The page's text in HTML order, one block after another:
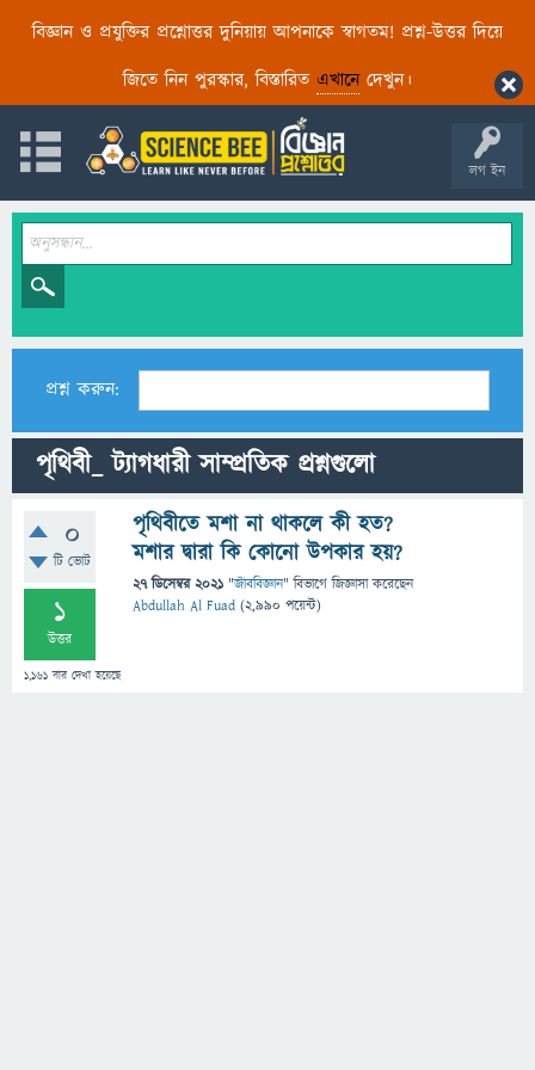
বিজ্ঞান ও প্রযুক্তির প্রশ্নোত্তর দুনিয়ায় আপনাকে স্বাগতম! প্রশ্ন-উত্তর দিয়ে
জিতে নিন পুরস্কার, বিস্তারিত এখানেদেখুন।
লগ ইন
প্রশ্ন করুন:
পৃথিবী_ ট্যাগধারী সাম্প্রতিক প্রশ্নগুলো
0
টি ভোট
1
উত্তর
1,161 বার দেখা হয়েছে
পৃথিবীতে মশা না থাকলে কী হত?
মশার দ্বারা কি কোনো উপকার হয়?
27 ডিসেম্বর 2021 "জীববিজ্ঞান" বিভাগে জিজ্ঞাসাকরেছেন
Abdullah Al Fuad (2,990 পয়েন্ট)